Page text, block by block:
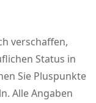
verschaffen,
Status in
Sie Pluspunkte
Alle Angaben